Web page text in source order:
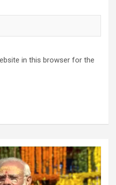
in this browser for the